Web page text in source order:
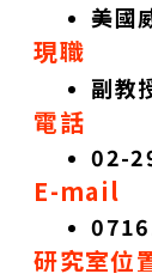
美國
現職
副教
電話
02-
E-mail
研究室位